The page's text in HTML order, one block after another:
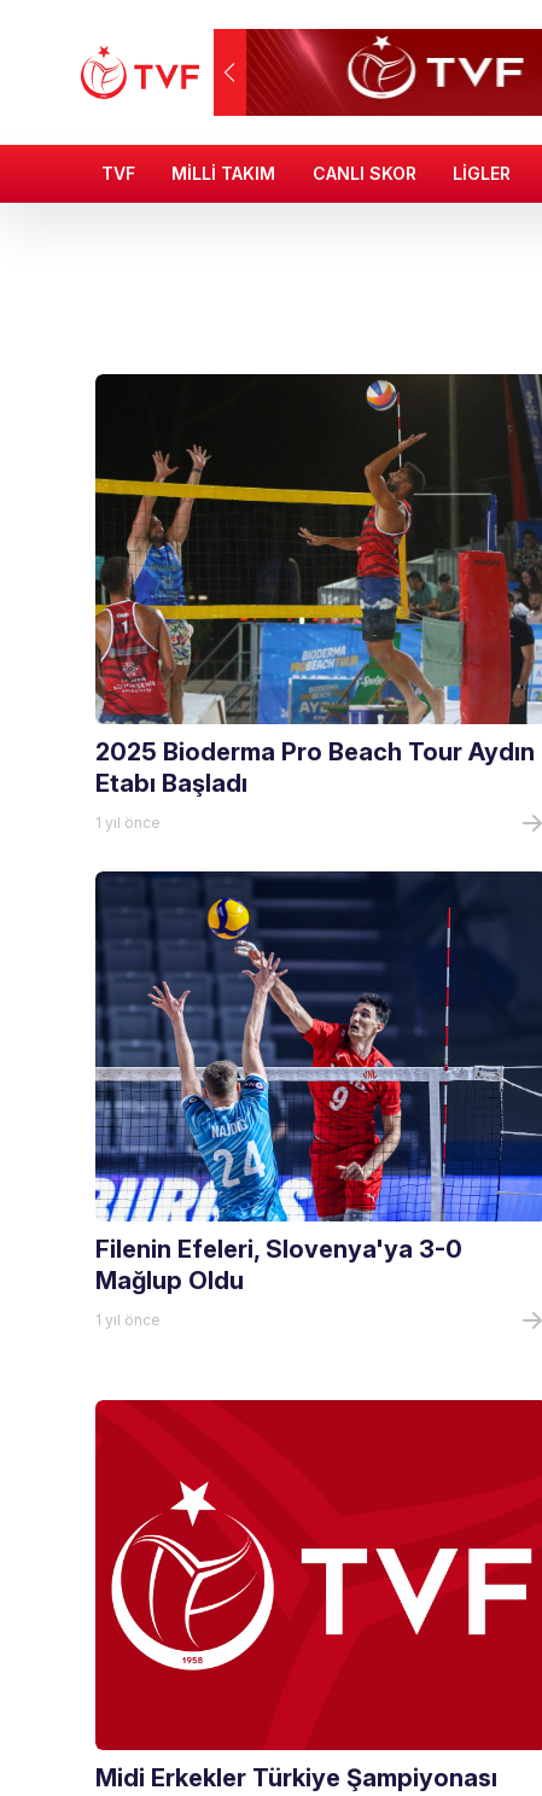
TVF MİLLİ TAKIM CANLI SKOR LİGLER
2025 Bioderma Pro Beach Tour Aydın
Etabı Başladı
1 yıl önce
Filenin Efeleri, Slovenya'ya 3-0
Mağlup Oldu
1 yıl önce
Midi Erkekler Türkiye Şampiyonası